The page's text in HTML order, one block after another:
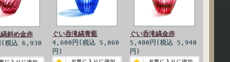
斜め金赤
(税込 6,930
ぐい呑滝縞青藍
4,600円(税込 5,060
円)
ぐい呑滝縞金赤
5,400円(税込 5,940
円)